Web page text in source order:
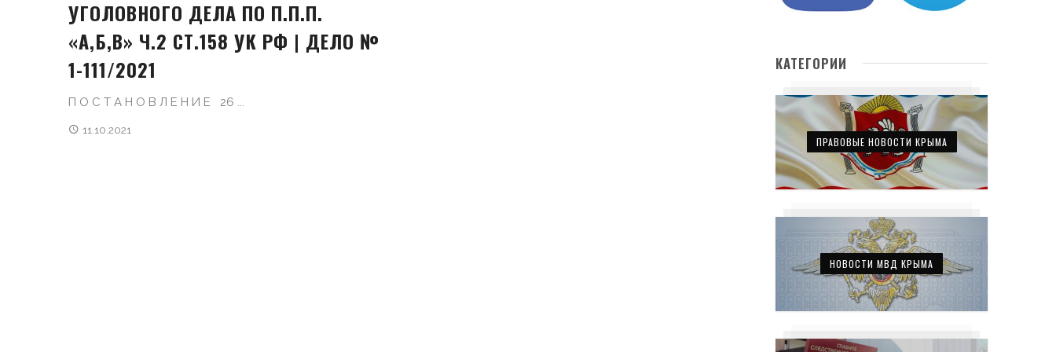
УГОЛОВНОГО ДЕЛА ПО П.П.П.
«А,Б,В» Ч.2 СТ.158 УК РФ | ДЕЛО №
1-111/2021
П О С Т А Н О В Л Е Н И Е 26 ...
11.10.2021
КАТЕГОРИИ
ПРАВОВЫЕ НОВОСТИ КРЫМА
НОВОСТИ МВД КРЫМА